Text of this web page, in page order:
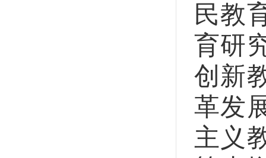
民教
育研
创新
革发
主义